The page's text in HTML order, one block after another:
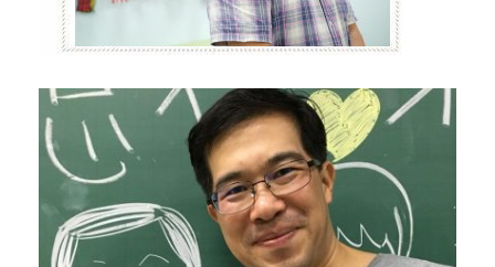
李宜澤Yi-Tze,Lee
計畫協同主持人
協助主持人推動業務進行及人力資源整合協調。 協助各
階段查相關業務整合協調。